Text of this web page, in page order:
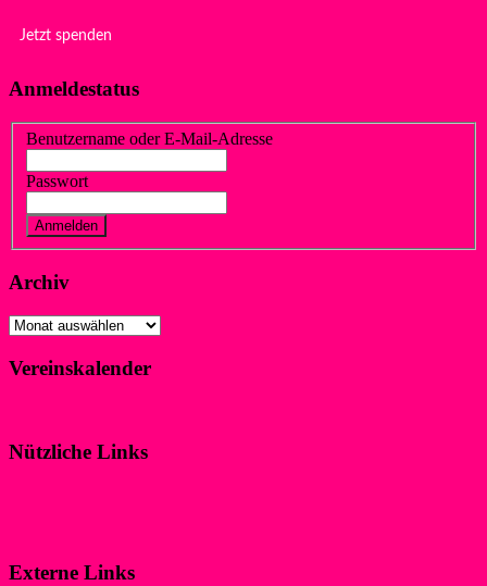
Jetzt spenden
Anmeldestatus
Benutzername oder E-Mail-Adresse
Passwort
Archiv
Archiv
Vereinskalender
Nützliche Links
Externe Links